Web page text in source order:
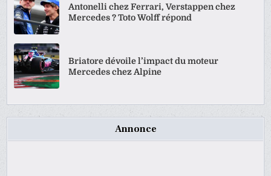
Antonelli chez Ferrari, Verstappen chez
Mercedes ? Toto Wolff répond
Briatore dévoile l’impact du moteur
Mercedes chez Alpine
Annonce